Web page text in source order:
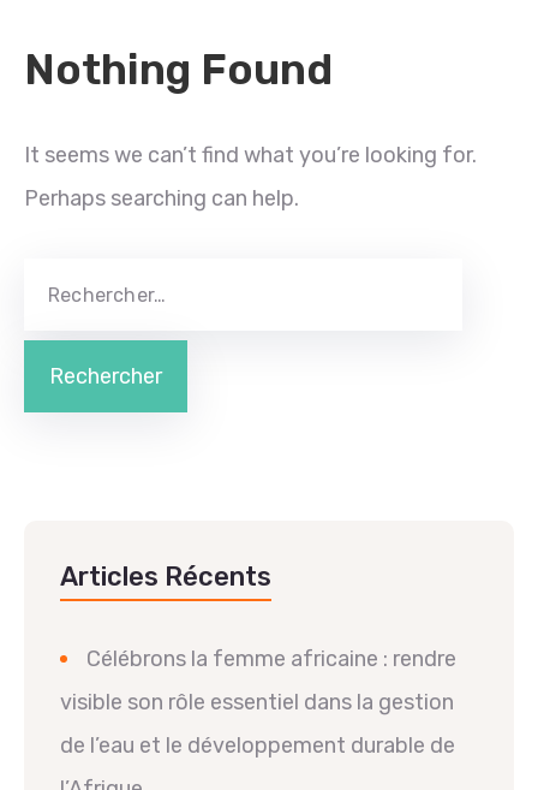
Nothing Found
It seems we can’t find what you’re looking for.
Perhaps searching can help.
Articles Récents
Célébrons la femme africaine : rendre
visible son rôle essentiel dans la gestion
de l’eau et le développement durable de